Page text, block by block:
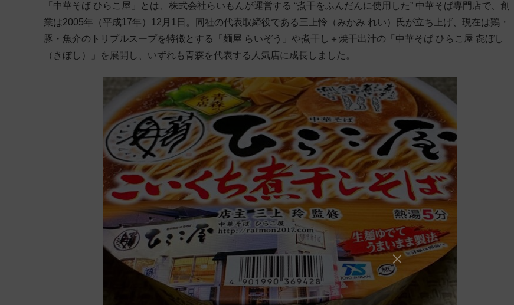
「中華そば ひらこ屋」とは、株式会社らいもんが運営する “煮干をふんだんに使用した” 中華そば専門店で、創
業は2005年（平成17年）12月1日。同社の代表取締役である三上怜（みかみ れい）氏が立ち上げ、現在は鶏・
豚・魚介のトリプルスープを特徴とする「麺屋 らいぞう」や煮干し＋焼干出汁の「中華そば ひらこ屋 㐂ぼし
（きぼし）」を展開し、いずれも青森を代表する人気店に成長しました。